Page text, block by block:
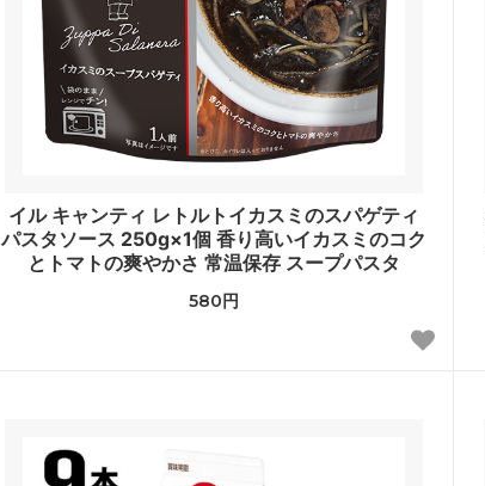
イル キャンティ レトルトイカスミのスパゲティ
パスタソース 250g×1個 香り高いイカスミのコク
とトマトの爽やかさ 常温保存 スープパスタ
580円